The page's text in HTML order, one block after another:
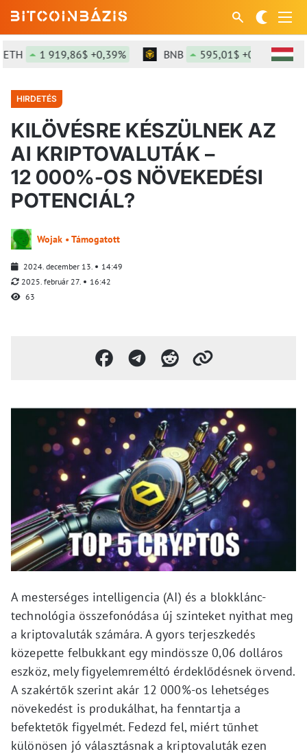
1 919,86$ +0,39% BNB 595,01$ +0,83%
HIRDETÉS
KILÖVÉSRE KÉSZÜLNEK AZ
AI KRIPTOVALUTÁK –
12 000%-OS NÖVEKEDÉSI
POTENCIÁL?
Wojak • Támogatott
2024. december 13.
14:49
2025. február 27.
16:42
63
A mesterséges intelligencia (AI) és a blokklánc-
technológia összefonódása új szinteket nyithat meg
a kriptovaluták számára. A gyors terjeszkedés
közepette felbukkant egy mindössze 0,06 dolláros
eszköz, mely figyelemreméltó érdeklődésnek örvend.
A szakértők szerint akár 12 000%-os lehetséges
növekedést is produkálhat, ha fenntartja a
befektetők figyelmét. Fedezd fel, miért tűnhet
különösen jó választásnak a kriptovaluták ezen